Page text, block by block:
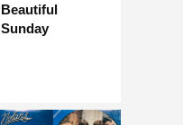
Beautiful
Sunday